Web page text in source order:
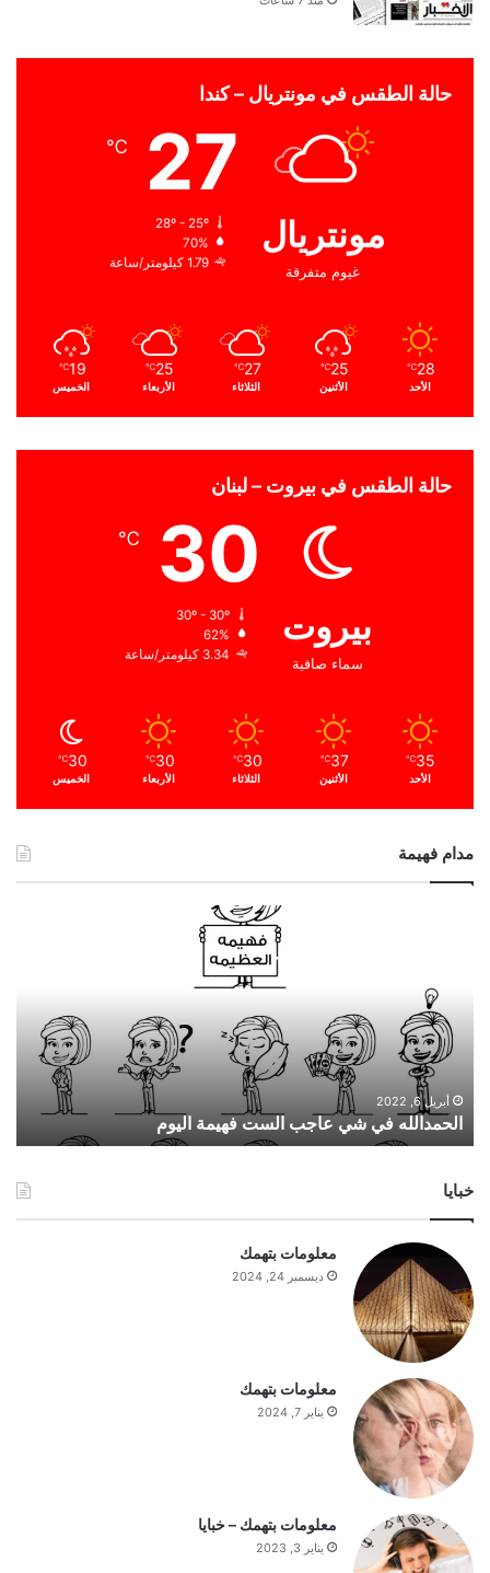
حالة الطقس في مونتريال – كندا
مونتريال
غيوم متفرقة
27
℃
28º - 25º
70%
1.79 كيلومتر/ساعة
28
℃
الأحد
25
℃
الأثنين
27
℃
الثلاثاء
25
℃
الأربعاء
19
℃
الخميس
حالة الطقس في بيروت – لبنان
بيروت
سماء صافية
30
℃
62%
3.34 كيلومتر/ساعة
35
℃
الأحد
37
℃
الأثنين
30
℃
الثلاثاء
30
℃
الأربعاء
30
℃
الخميس
مدام فهيمة
ي
ي
ع
ب
ا
ل
ه
ي
م
ي
أبريل 6, 2022
الحمدالله في شي عاجب الست فهيمة اليوم
خبايا
معلومات بتهمك
ديسمبر 24, 2024
معلومات بتهمك
يناير 7, 2024
معلومات بتهمك – خبايا
يناير 3, 2023